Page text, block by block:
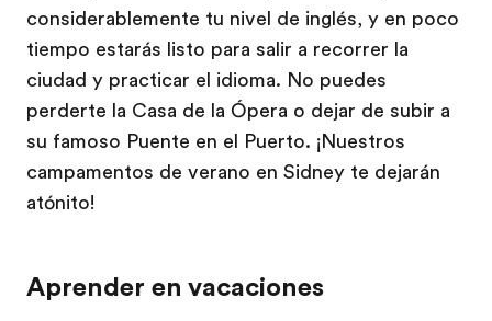
considerablemente tu nivel de inglés, y en poco
tiempo estarás listo para salir a recorrer la
ciudad y practicar el idioma. No puedes
perderte la Casa de la Ópera o dejar de subir a
su famoso Puente en el Puerto. ¡Nuestros
campamentos de verano en Sidney te dejarán
atónito!
Aprender en vacaciones